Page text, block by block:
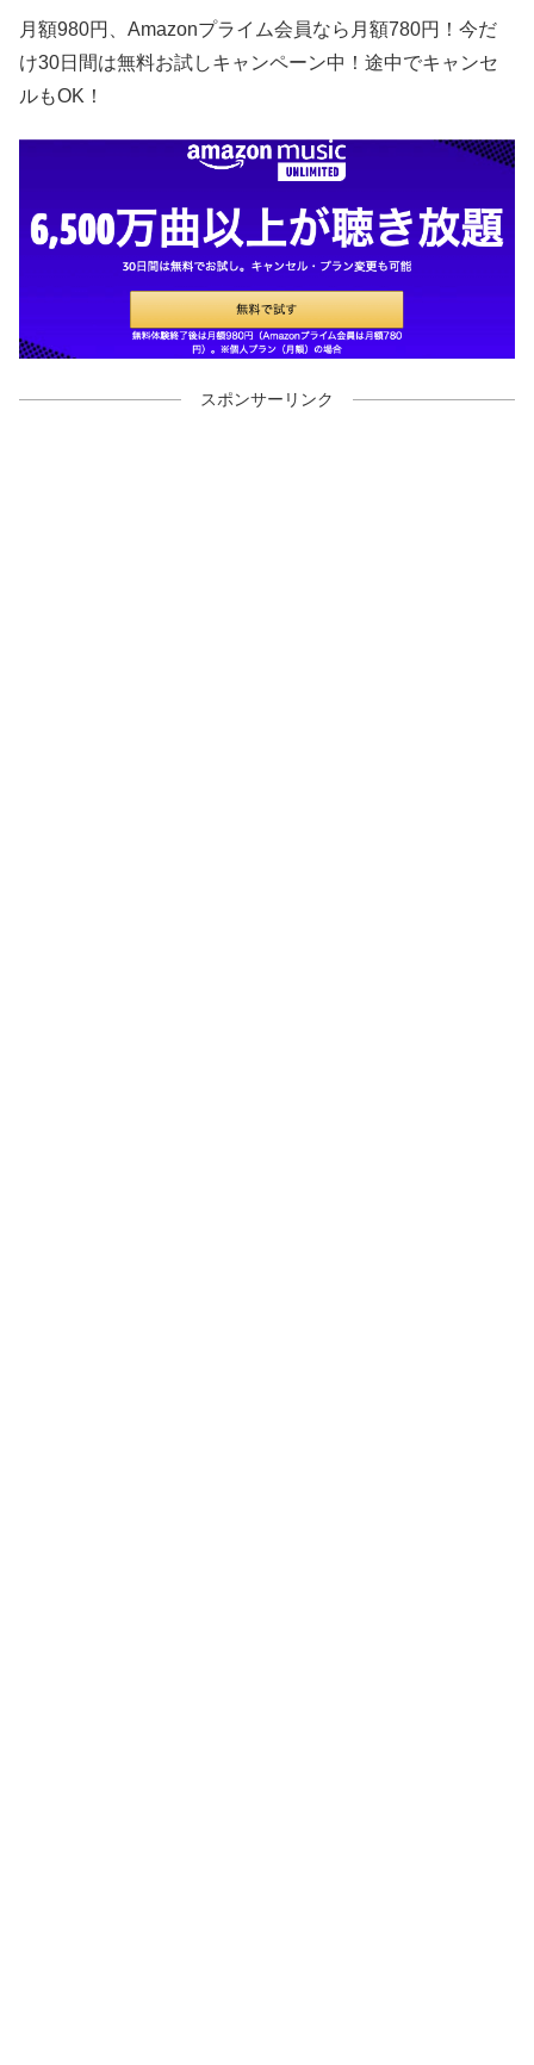
月額980円、Amazonプライム会員なら月額780円！今だ
け30日間は無料お試しキャンペーン中！途中でキャンセ
ルもOK！
スポンサーリンク